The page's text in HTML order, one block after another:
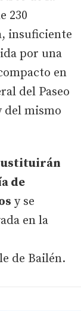
230
insuficiente
por una
en
del Paseo
del mismo
de
y se
en la
de Bailén.